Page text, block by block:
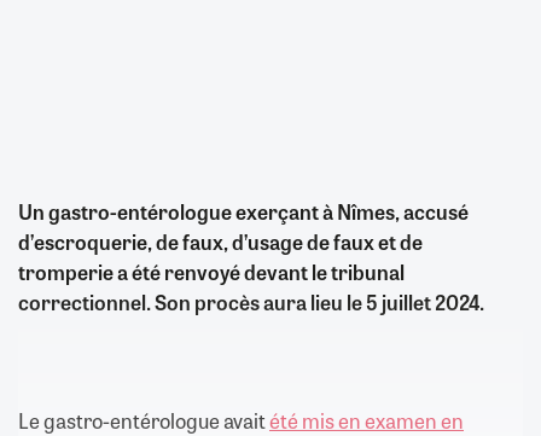
Un gastro-entérologue exerçant à Nîmes, accusé
d’escroquerie, de faux, d’usage de faux et de
tromperie a été renvoyé devant le tribunal
correctionnel. Son procès aura lieu le 5 juillet 2024.
Le gastro-entérologue avaitété mis en examen en